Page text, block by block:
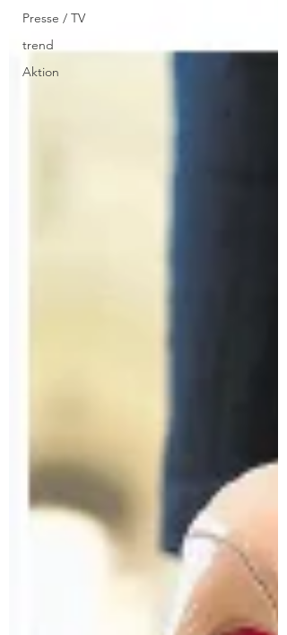
Presse / TV
trend
Aktion